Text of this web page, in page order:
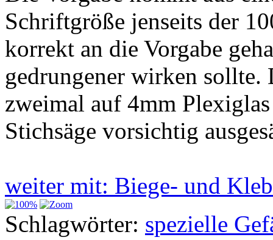
Schriftgröße jenseits der
korrekt an die Vorgabe
gedrungener wirken sollte.
zweimal auf 4mm
Stichsäge vorsichtig
weiter mit: Biege- und
Schlagwörter: spezielle